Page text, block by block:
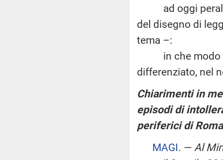
ad oggi
del disegno di
tema –:
in che modo il
differenziato, nel
Chiarimenti in
episodi di
periferici di
MAGI. — Al